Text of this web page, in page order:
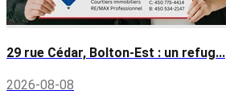
29 rue Cédar, Bolton-Est : un refug...
2026-08-08